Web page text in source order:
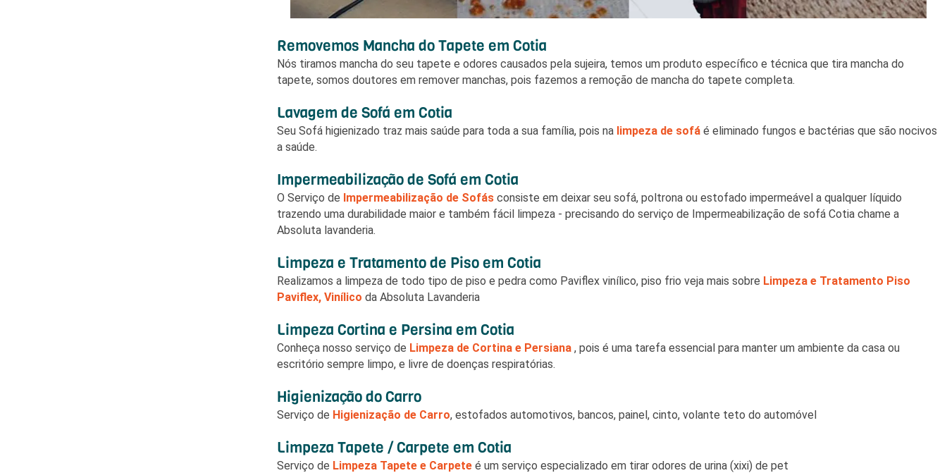
Removemos Mancha do Tapete em Cotia
Nós tiramos mancha do seu tapete e odores causados pela sujeira, temos um produto específico e técnica que tira mancha do
tapete, somos doutores em remover manchas, pois fazemos a remoção de mancha do tapete completa.
Lavagem de Sofá em Cotia
Seu Sofá higienizado traz mais saúde para toda a sua família, pois na limpeza de sofá é eliminado fungos e bactérias que são nocivos
a saúde.
Impermeabilização de Sofá em Cotia
O Serviço de Impermeabilização de Sofás consiste em deixar seu sofá, poltrona ou estofado impermeável a qualquer líquido
trazendo uma durabilidade maior e também fácil limpeza - precisando do serviço de Impermeabilização de sofá Cotia chame a
Absoluta lavanderia.
Limpeza e Tratamento de Piso em Cotia
Realizamos a limpeza de todo tipo de piso e pedra como Paviflex vinílico, piso frio veja mais sobre Limpeza e Tratamento Piso
Paviflex, Vinílico da Absoluta Lavanderia
Limpeza Cortina e Persina em Cotia
Conheça nosso serviço de Limpeza de Cortina e Persiana , pois é uma tarefa essencial para manter um ambiente da casa ou
escritório sempre limpo, e livre de doenças respiratórias.
Higienização do Carro
Serviço de Higienização de Carro, estofados automotivos, bancos, painel, cinto, volante teto do automóvel
Limpeza Tapete / Carpete em Cotia
Serviço de Limpeza Tapete e Carpete é um serviço especializado em tirar odores de urina (xixi) de pet